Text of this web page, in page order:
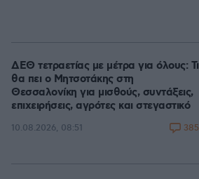
ΔΕΘ τετραετίας με μέτρα για όλους: Τι
θα πει ο Μητσοτάκης στη
Θεσσαλονίκη για μισθούς, συντάξεις,
επιχειρήσεις, αγρότες και στεγαστικό
10.08.2026, 08:51 385